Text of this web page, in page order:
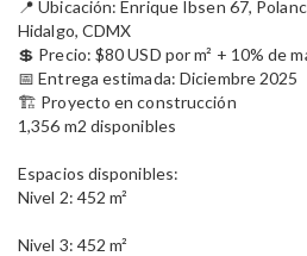
📍 Ubicación: Enrique Ibsen 67,
Hidalgo, CDMX
💲 Precio: $80 USD por m² + 10% de
📅 Entrega estimada: Diciembre 2025
🏗️ Proyecto en construcción
1,356 m2 disponibles
Espacios disponibles:
Nivel 2: 452 m²
Nivel 3: 452 m²